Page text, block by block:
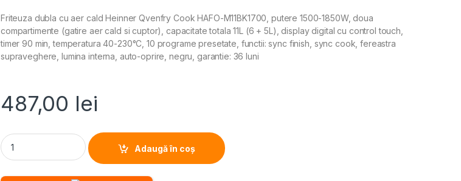
Friteuza dubla cu aer cald Heinner Qvenfry Cook HAFO-M11BK1700, putere 1500-1850W, doua
compartimente (gatire aer cald si cuptor), capacitate totala 11L (6 + 5L), display digital cu control touch,
timer 90 min, temperatura 40-230°C, 10 programe presetate, functii: sync finish, sync cook, fereastra
supraveghere, lumina interna, auto-oprire, negru, garantie: 36 luni
487,00 lei
FRITEUZA DUBLA CU AER CALD HEINNER OVENFRY COOK HAFO-M11BK1700, 1550-1850W, Capacitate
Adaugă în coș